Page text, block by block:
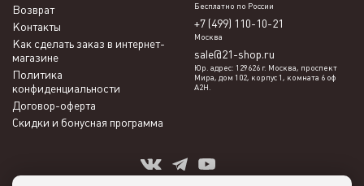
Возврат
Контакты
Как сделать заказ в интернет-
магазине
Политика
конфиденциальности
Договор-оферта
Скидки и бонусная программа
Бесплатно по России
+7 (499) 110-10-21
Москва
sale@21-shop.ru
Юр. адрес: 129626 г. Москва, проспект
Мира, дом 102, корпус 1, комната 6 оф
А2Н.